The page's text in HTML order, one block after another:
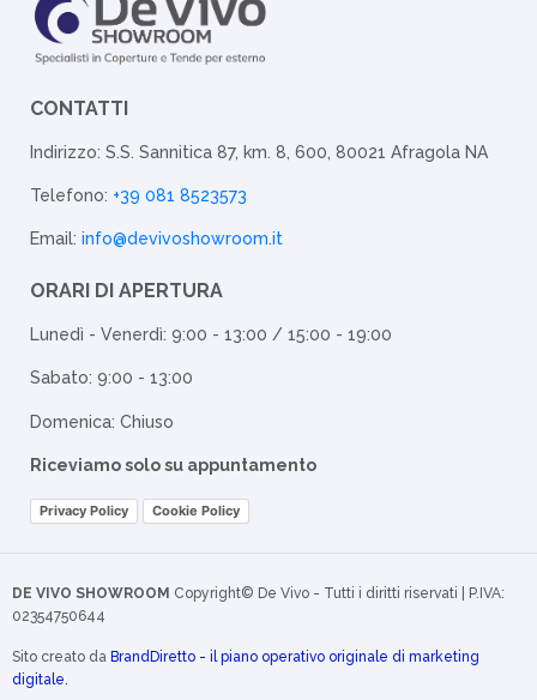
CONTATTI
Indirizzo: S.S. Sannitica 87, km. 8, 600, 80021 Afragola NA
Telefono: +39 081 8523573
Email: info@devivoshowroom.it
ORARI DI APERTURA
Lunedì - Venerdì: 9:00 - 13:00 / 15:00 - 19:00
Sabato: 9:00 - 13:00
Domenica: Chiuso
Riceviamo solo su appuntamento
Privacy Policy Cookie Policy
DE VIVO SHOWROOM Copyright© De Vivo - Tutti i diritti riservati | P.IVA:
02354750644
Sito creato da BrandDiretto - il piano operativo originale di marketing
digitale.